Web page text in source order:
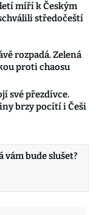
míří k Českým
středočeští
rozpadá. Zelená
proti chaosu
své přezdívce.
brzy pocítí i Češi
vám bude slušet?